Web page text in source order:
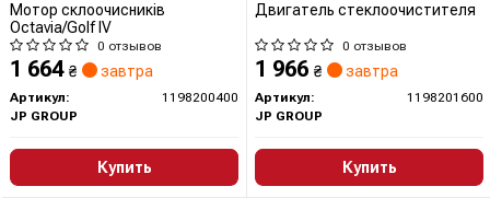
Мотор склоочисників
Octavia/Golf IV
0 отзывов
1 664 ₴ завтра
Артикул:
1198200400
JP GROUP
Купить
Двигатель стеклоочистителя
0 отзывов
1 966 ₴ завтра
Артикул:
1198201600
JP GROUP
Купить